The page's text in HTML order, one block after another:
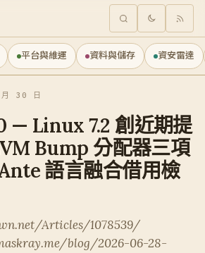
平台與維運 資料與儲存 資安雷達
30 日
— Linux 7.2 創近期提
Bump 分配器三項
語言融合借用檢
Articles/1078539/
blog/2026-06-28-